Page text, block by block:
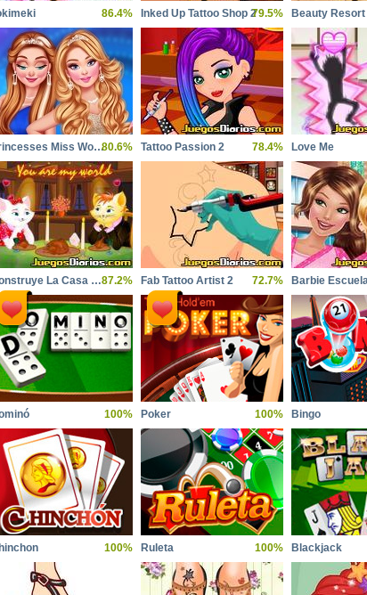
86.4% Inked Up Tattoo Shop 279.5% Beauty Resort
Princesses Miss World Challenge80.6% Tattoo Passion 2 78.4% Love Me
Construye La Casa de Mary87.2% Fab Tattoo Artist 2 72.7%
100% Poker 100% Bingo
100% Ruleta 100% Blackjack